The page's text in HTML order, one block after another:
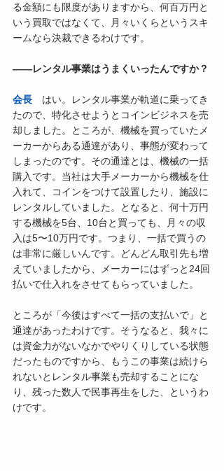
る金額にも限度がありますから、何百万円と
いう買取ではなくて、月々いくらというスキ
ームなら決裁できるわけです。
――レンタル事業はうまくいったんですか？
会長 はい。レンタル事業が軌道に乗ってき
たので、特化させようとコインビジネスを売
却しました。ところが、機械を買っていたメ
ーカーからある通達があり、事態が変わって
しまったのです。その通達とは、機械の一括
購入です。当社は大手メーカーから機械を仕
入れて、コインをつけて設置したり、施設に
レンタルしていました。となると、何十万円
する機械を5台、10台と買っても、月々の収
入は5〜10万円です。つまり、一括で買うの
は非常に厳しいんです。どんどん取引先も増
えていましたから、メーカーにはずっと24回
払いで仕入れをさせてもらっていました。
ところが「今後はすべて一括の支払いで」と
通達があったわけです。そうなると、我々に
は資金力がないなかでやりくりしている状態
だったものですから、もうこの事業は続けら
れないとレンタル事業も売却することにな
り、残った数人で民事再生をした、というわ
けです。